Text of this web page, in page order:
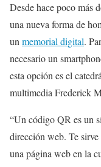
Desde hace poco más
una nueva forma de
un memorial digital.
necesario un
esta opción es el
multimedia Frederick
“Un código QR es un
dirección web. Te
una página web en la